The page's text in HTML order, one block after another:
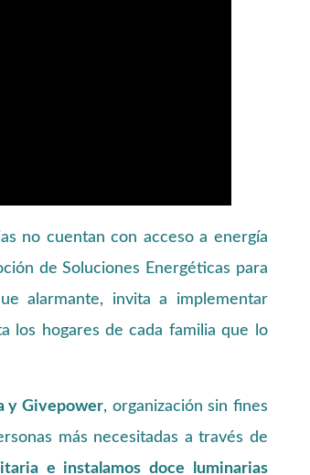
no cuentan con acceso a energía
de Soluciones Energéticas para
alarmante, invita a implementar
los hogares de cada familia que lo
y Givepower, organización sin fines
más necesitadas a través de
e instalamos doce luminarias